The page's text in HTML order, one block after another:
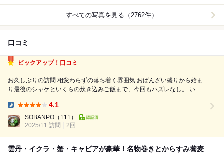
すべての写真を見る（2762件）
口コミ
ピックアップ！口コミ
お久しぶりの訪問 相変わらずの落ち着く雰囲気 おばんざい盛りから始ま
り最後のシャケといくらの炊き込みご飯まで、今回もハズレなし。 いつ
初体験。 店員さんのキャラ然り、サービスの細かさ然り、何から何まで
完璧です。 オープン...
4.1
SOBANPO （111）
2025/11 訪問
2回
雲丹・イクラ・蟹・キャビアが豪華！名物巻きとからすみ蕎麦